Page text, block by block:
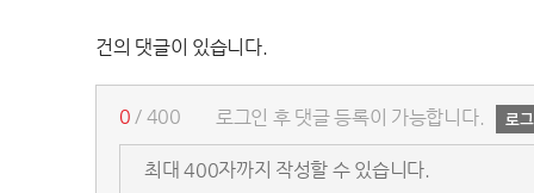
건의 댓글이 있습니다.
로그인 후 댓글 등록이 가능합니다.
0 / 400